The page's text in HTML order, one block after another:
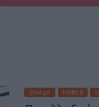
ΕΛΛΆΔΑ MIRROR